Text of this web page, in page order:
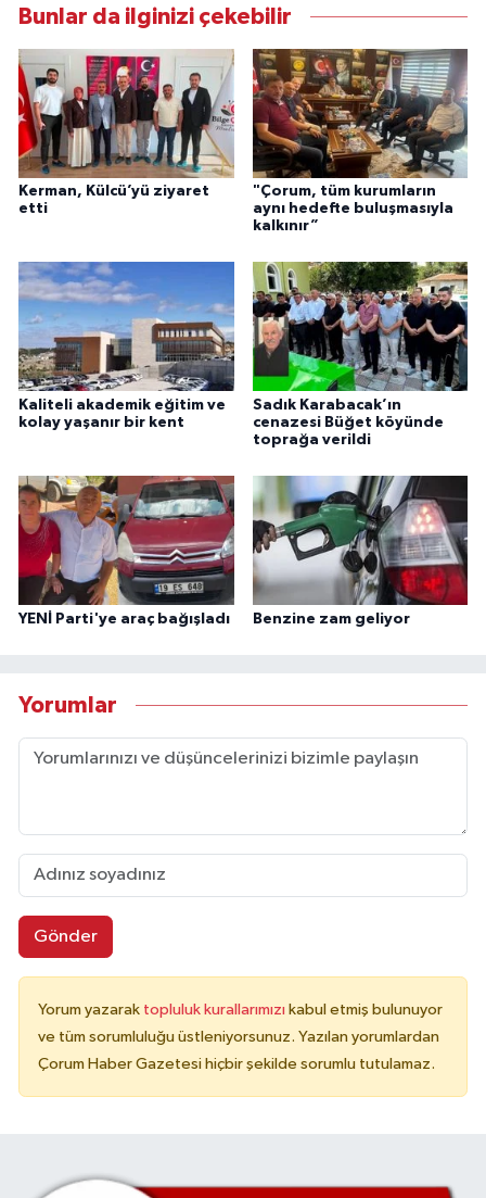
Bunlar da ilginizi çekebilir
Kerman, Külcü’yü ziyaret
etti
"Çorum, tüm kurumların
aynı hedefte buluşmasıyla
kalkınır”
Kaliteli akademik eğitim ve
kolay yaşanır bir kent
Sadık Karabacak’ın
cenazesi Büğet köyünde
toprağa verildi
YENİ Parti'ye araç bağışladı Benzine zam geliyor
Yorumlar
Gönder
Yorum yazarak topluluk kurallarımızı kabul etmiş bulunuyor
ve tüm sorumluluğu üstleniyorsunuz. Yazılan yorumlardan
Çorum Haber Gazetesi hiçbir şekilde sorumlu tutulamaz.